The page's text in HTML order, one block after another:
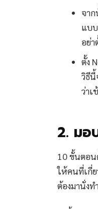
จา
แบ
อย่า
ตั้ง
วิธี
ว่าเ
2. มอ
10 ขั้นตอน
ให้คนที่เกี่ย
ต้องมานั่งท